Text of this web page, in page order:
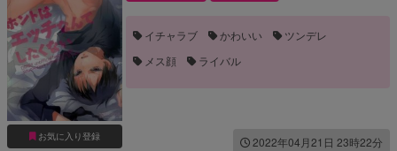
お気に入り登録
イチャラブ かわいい
ツンデレ
メス顔
ライバル
2022年04月21日 23時22分